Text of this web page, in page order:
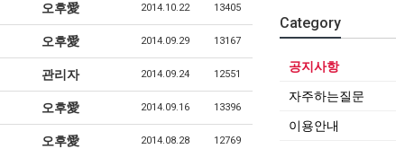
오후愛 2014.10.22 13405
오후愛 2014.09.29 13167
관리자 2014.09.24 12551
오후愛 2014.09.16 13396
오후愛 2014.08.28 12769
Category
공지사항
자주하는질문
이용안내